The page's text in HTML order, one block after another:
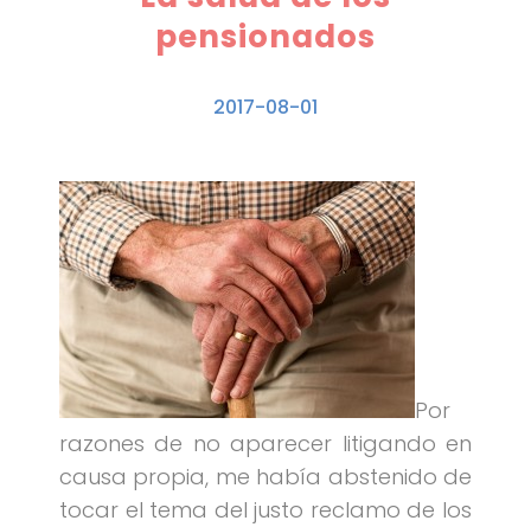
pensionados
2017-08-01
Por
razones de no aparecer litigando en
causa propia, me había abstenido de
tocar el tema del justo reclamo de los